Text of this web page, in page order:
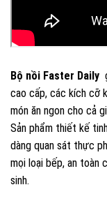
Bộ nồi Faster Daily
cao cấp, các kích cỡ
món ăn ngon cho cả
Sản phẩm thiết kế
dàng quan sát thực
mọi loại bếp, an toàn
sinh.